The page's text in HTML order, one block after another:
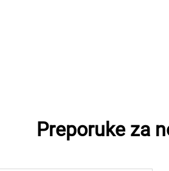
Preporuke za